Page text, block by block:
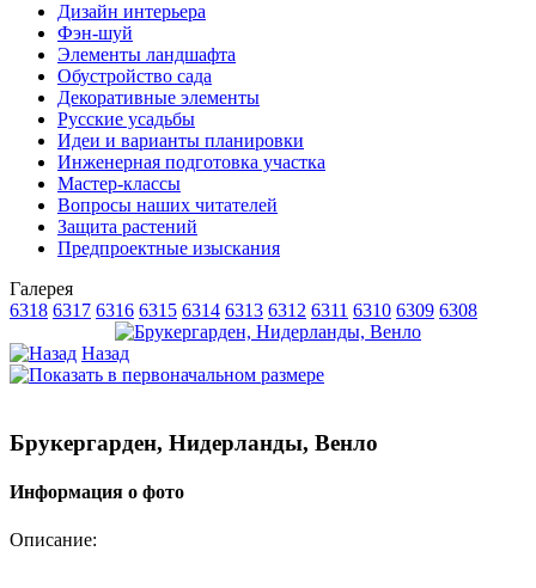
Дизайн интерьера
Фэн-шуй
Элементы ландшафта
Обустройство сада
Декоративные элементы
Русские усадьбы
Идеи и варианты планировки
Инженерная подготовка участка
Мастер-классы
Вопросы наших читателей
Защита растений
Предпроектные изыскания
Галерея
6318 6317 6316 6315 6314 6313 6312 6311 6310 6309 6308
Назад
Брукергарден, Нидерланды, Венло
Информация о фото
Описание: